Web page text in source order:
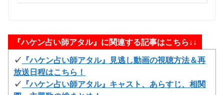
『ハケン占い師アタル』に関連する記事はこちら↓↓
✓ 『ハケン占い師アタル』見逃し動画の視聴方法＆再
放送日程はこちら！
✓ 『ハケン占い師アタル』キャスト、あらすじ、相関